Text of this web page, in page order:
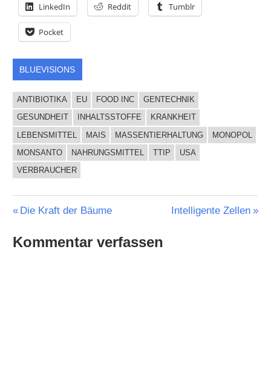
LinkedIn Reddit Tumblr
Pocket
BLUEVISIONS
ANTIBIOTIKA EU FOOD INC
GENTECHNIK
GESUNDHEIT
INHALTSSTOFFE
KRANKHEIT
LEBENSMITTEL
MAIS MASSENTIERHALTUNG
MONOPOL
MONSANTO
NAHRUNGSMITTEL TTIP
USA
VERBRAUCHER
Beitragsnavigation
Vorheriger
Die Kraft der Bäume
Nächster
Intelligente Zellen
Kommentar verfassen